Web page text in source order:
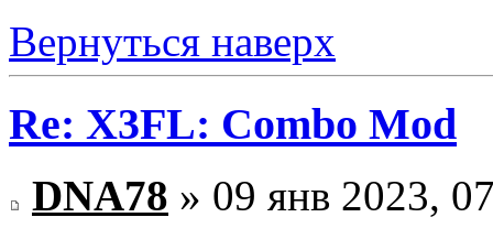
Вернуться наверх
Re: X3FL: Combo Mod
DNA78 » 09 янв 2023,